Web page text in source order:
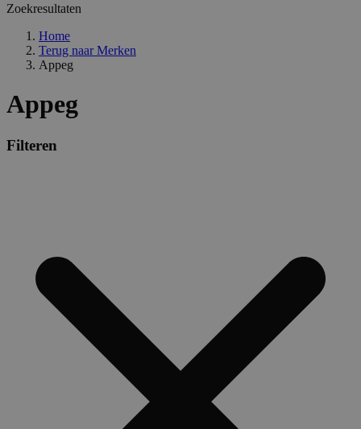
Zoekresultaten
Home
Terug naar Merken
Appeg
Appeg
Filteren